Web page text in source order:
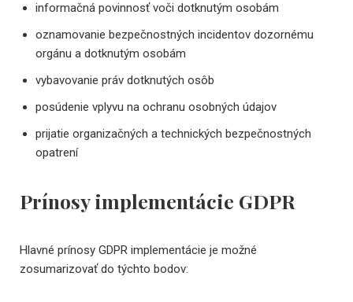
informačná povinnosť voči dotknutým osobám
oznamovanie bezpečnostných incidentov dozornému
orgánu a dotknutým osobám
vybavovanie práv dotknutých osôb
posúdenie vplyvu na ochranu osobných údajov
prijatie organizačných a technických bezpečnostných
opatrení
Prínosy implementácie GDPR
Hlavné prínosy GDPR implementácie je možné
zosumarizovať do týchto bodov: